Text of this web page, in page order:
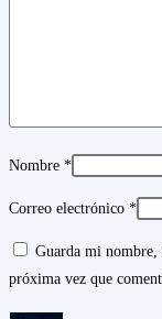
Nombre *
Correo electrónico *
Guarda mi nombre,
próxima vez que